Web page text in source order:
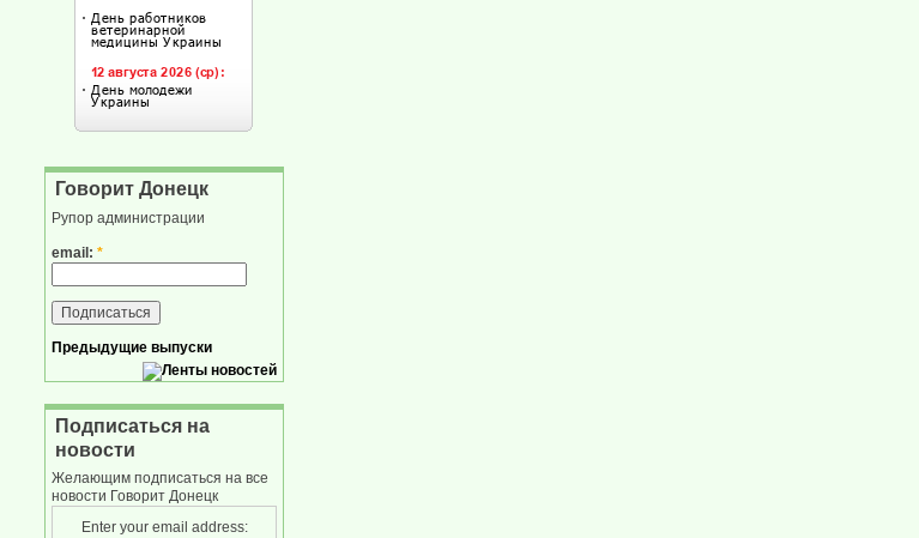
Говорит Донецк
Рупор администрации
email: *
Предыдущие выпуски
Подписаться на
новости
Желающим подписаться на все
новости Говорит Донецк
Enter your email address: